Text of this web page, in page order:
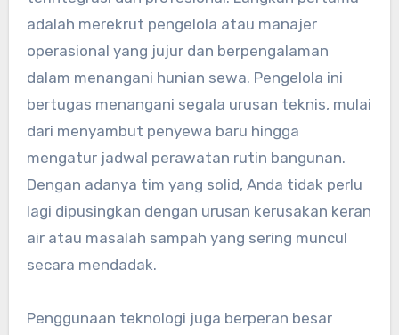
adalah merekrut pengelola atau manajer
operasional yang jujur dan berpengalaman
dalam menangani hunian sewa. Pengelola ini
bertugas menangani segala urusan teknis, mulai
dari menyambut penyewa baru hingga
mengatur jadwal perawatan rutin bangunan.
Dengan adanya tim yang solid, Anda tidak perlu
lagi dipusingkan dengan urusan kerusakan keran
air atau masalah sampah yang sering muncul
secara mendadak.
Penggunaan teknologi juga berperan besar